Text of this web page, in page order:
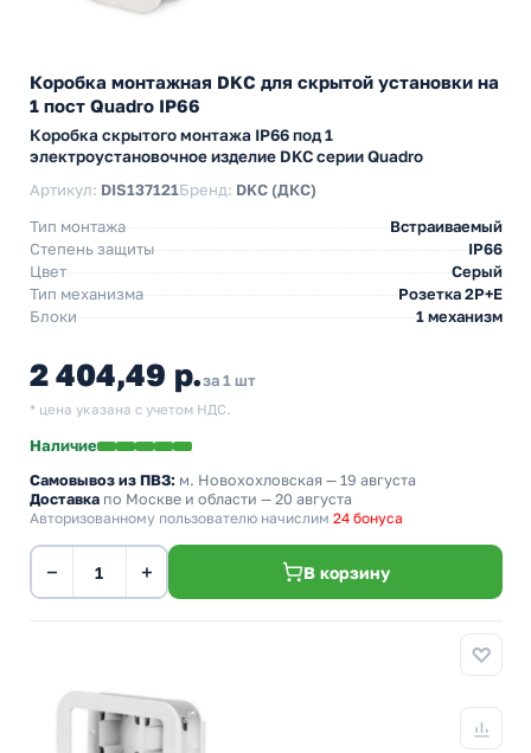
Коробка монтажная DKC для скрытой установки на
1 пост Quadro IP66
Коробка скрытого монтажа IP66 под 1
электроустановочное изделие DKC серии Quadro
Артикул: DIS137121Бренд: DKC (ДКС)
Тип монтажа
Встраиваемый
Степень защиты
IP66
Цвет
Серый
Тип механизма
Розетка 2Р+Е
Блоки
1 механизм
2 404,49 р.за 1 шт
* цена указана с учетом НДС.
Наличие
Самовывоз из ПВЗ: м. Новохохловская — 19 августа
Доставка по Москве и области — 20 августа
Авторизованному пользователю начислим 24 бонуса
− + В корзину